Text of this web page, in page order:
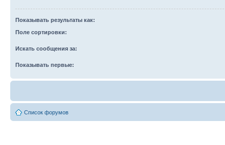
Показывать результаты как:
Поле сортировки:
Искать сообщения за:
Показывать первые:
Список форумов